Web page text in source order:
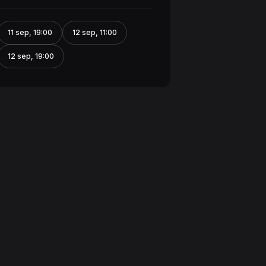
11 sep, 19:00 12 sep, 11:00
12 sep, 19:00